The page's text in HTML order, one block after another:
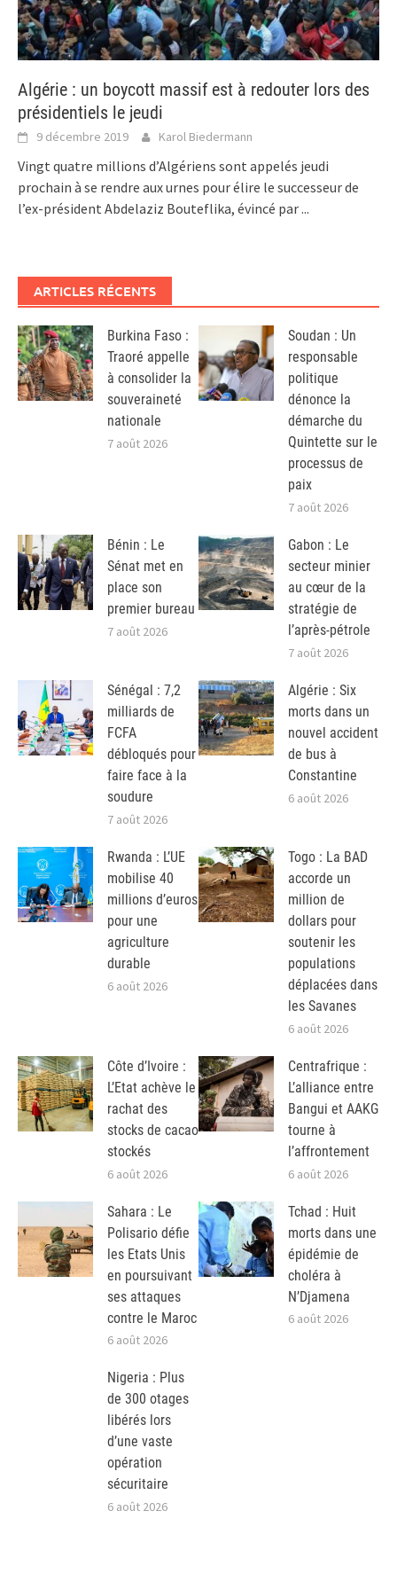
Algérie : un boycott massif est à redouter lors des
présidentiels le jeudi
9 décembre 2019 Karol Biedermann
Vingt quatre millions d’Algériens sont appelés jeudi
prochain à se rendre aux urnes pour élire le successeur de
l’ex-président Abdelaziz Bouteflika, évincé par...
ARTICLES RÉCENTS
Burkina Faso :
Traoré appelle
à consolider la
souveraineté
nationale
7 août 2026
Soudan : Un
responsable
politique
dénonce la
démarche du
Quintette sur le
processus de
paix
7 août 2026
Bénin : Le
Sénat met en
place son
premier bureau
7 août 2026
Gabon : Le
secteur minier
au cœur de la
stratégie de
l’après-pétrole
7 août 2026
Sénégal : 7,2
milliards de
FCFA
débloqués pour
faire face à la
soudure
7 août 2026
Algérie : Six
morts dans un
nouvel accident
de bus à
Constantine
6 août 2026
Rwanda : L’UE
mobilise 40
millions d’euros
pour une
agriculture
durable
6 août 2026
Togo : La BAD
accorde un
million de
dollars pour
soutenir les
populations
déplacées dans
les Savanes
6 août 2026
Côte d’Ivoire :
L’Etat achève le
rachat des
stocks de cacao
stockés
6 août 2026
Centrafrique :
L’alliance entre
Bangui et AAKG
tourne à
l’affrontement
6 août 2026
Sahara : Le
Polisario défie
les Etats Unis
en poursuivant
ses attaques
contre le Maroc
6 août 2026
Tchad : Huit
morts dans une
épidémie de
choléra à
N’Djamena
6 août 2026
Nigeria : Plus
de 300 otages
libérés lors
d’une vaste
opération
sécuritaire
6 août 2026